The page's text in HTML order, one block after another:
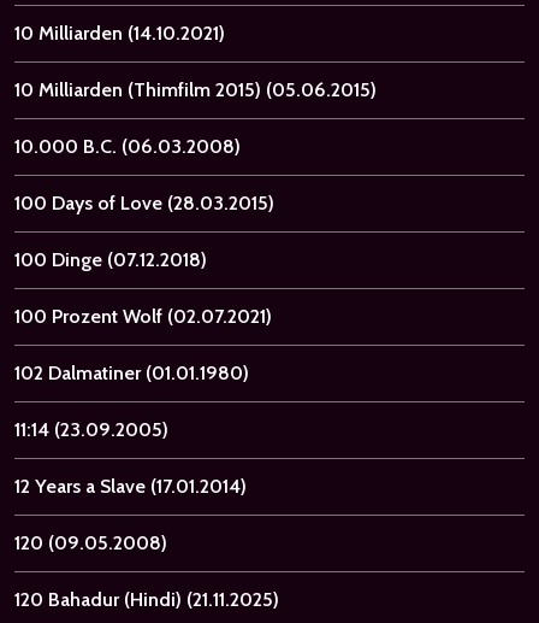
10 Milliarden (14.10.2021)
10 Milliarden (Thimfilm 2015) (05.06.2015)
10.000 B.C. (06.03.2008)
100 Days of Love (28.03.2015)
100 Dinge (07.12.2018)
100 Prozent Wolf (02.07.2021)
102 Dalmatiner (01.01.1980)
11:14 (23.09.2005)
12 Years a Slave (17.01.2014)
120 (09.05.2008)
120 Bahadur (Hindi) (21.11.2025)